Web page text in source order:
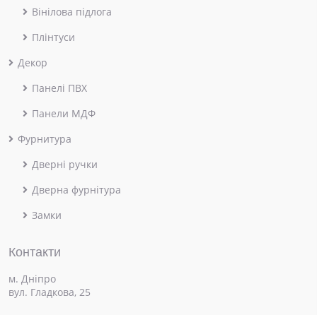
Вінілова підлога
Плінтуси
Декор
Панелі ПВХ
Панели МДФ
Фурнитура
Дверні ручки
Дверна фурнітура
Замки
Контакти
м. Дніпро
вул. Гладкова, 25